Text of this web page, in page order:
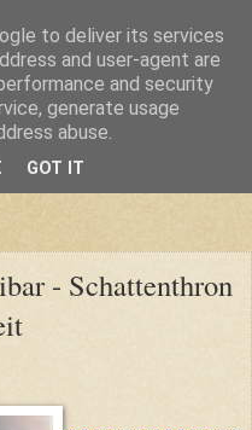
- Schattenthron
to deliver its services
and user-agent are
and security
generate usage
abuse.
GOT IT